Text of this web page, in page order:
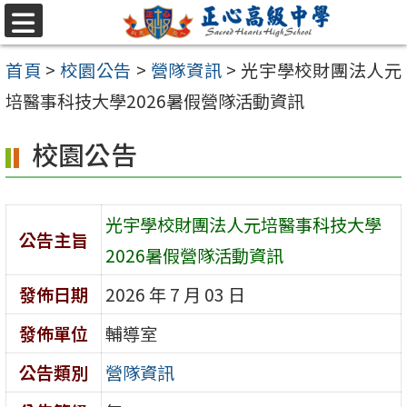
跳至主要內容區
選
單
首頁 > 校園公告 > 營隊資訊 > 光宇學校財團法人元
培醫事科技大學2026暑假營隊活動資訊
校園公告
公告主旨
光宇學校財團法人元培醫事科技大學
2026暑假營隊活動資訊
發佈日期
2026 年 7 月 03 日
發佈單位
輔導室
公告類別
營隊資訊